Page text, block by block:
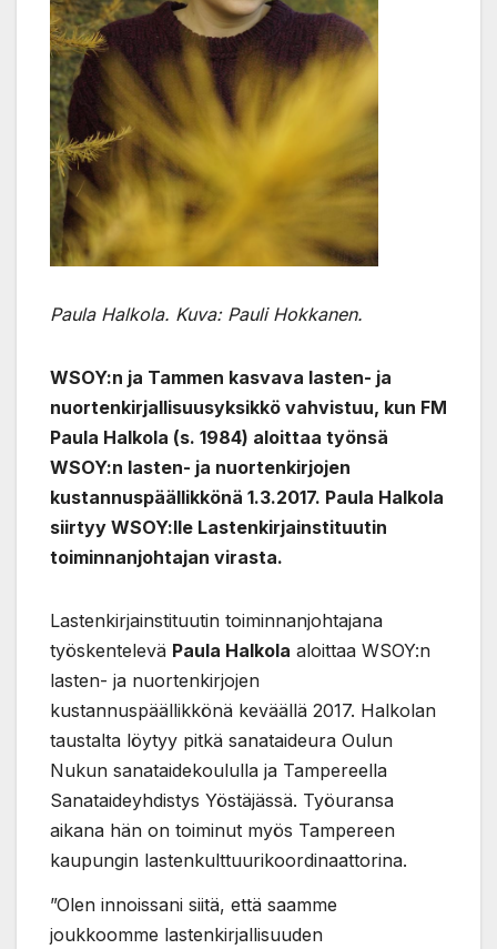
Paula Halkola. Kuva: Pauli Hokkanen.
WSOY:n ja Tammen kasvava lasten- ja
nuortenkirjallisuusyksikkö vahvistuu, kun FM
Paula Halkola (s. 1984) aloittaa työnsä
WSOY:n lasten- ja nuortenkirjojen
kustannuspäällikkönä 1.3.2017. Paula Halkola
siirtyy WSOY:lle Lastenkirjainstituutin
toiminnanjohtajan virasta.
Lastenkirjainstituutin toiminnanjohtajana
työskentelevä Paula Halkola aloittaa WSOY:n
lasten- ja nuortenkirjojen
kustannuspäällikkönä keväällä 2017. Halkolan
taustalta löytyy pitkä sanataideura Oulun
Nukun sanataidekoululla ja Tampereella
Sanataideyhdistys Yöstäjässä. Työuransa
aikana hän on toiminut myös Tampereen
kaupungin lastenkulttuurikoordinaattorina.
”Olen innoissani siitä, että saamme
joukkoomme lastenkirjallisuuden